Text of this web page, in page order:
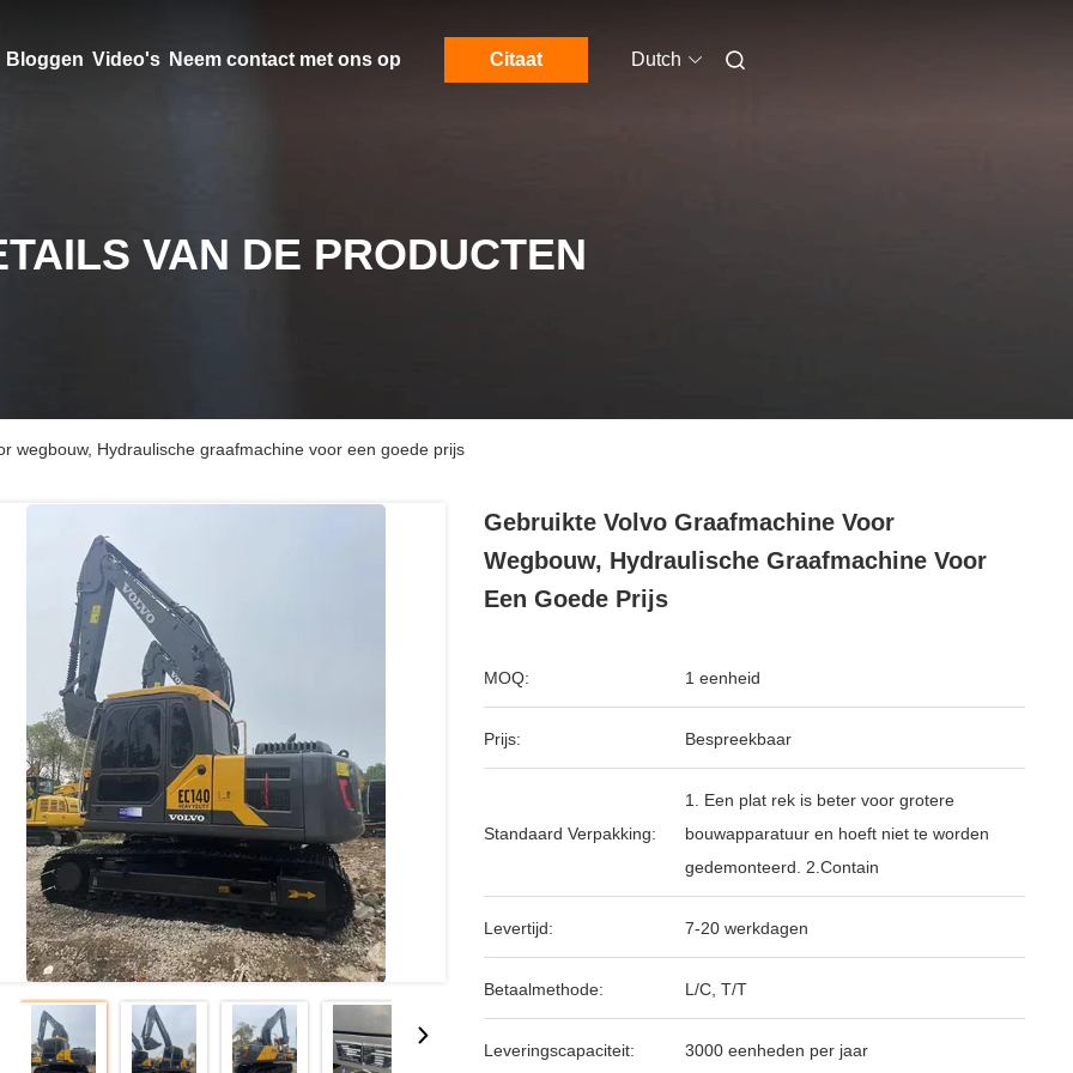
Bloggen Video's Neem contact met ons op Citaat Dutch
VAN DE PRODUCTEN
wegbouw, Hydraulische graafmachine voor een goede prijs
Gebruikte Volvo Graafmachine Voor
Wegbouw, Hydraulische Graafmachine Voor
Een Goede Prijs
MOQ: 1 eenheid
Prijs: Bespreekbaar
Standaard Verpakking:
1. Een plat rek is beter voor grotere
bouwapparatuur en hoeft niet te worden
gedemonteerd. 2.Contain
Levertijd: 7-20 werkdagen
Betaalmethode: L/C, T/T
Leveringscapaciteit: 3000 eenheden per jaar